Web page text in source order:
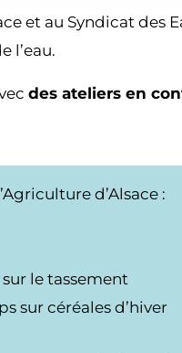
et au Syndicat
l’eau.
des ateliers en
d’Alsace :
le tassement
sur céréales d’hiver